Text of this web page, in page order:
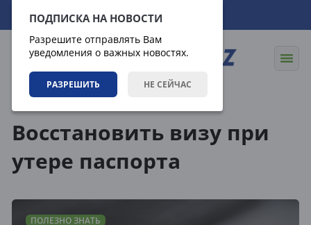
ПОДПИСКА НА НОВОСТИ
Разрешите отправлять Вам
уведомления о важных новостях.
РАЗРЕШИТЬ НЕ СЕЙЧАС
10.08.2026 15:17:05
Восстановить визу при
утере паспорта
ПОЛЕЗНО ЗНАТЬ